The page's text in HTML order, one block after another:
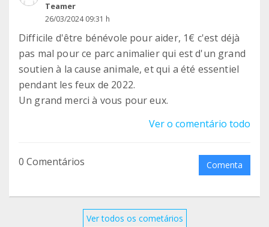
Teamer
26/03/2024 09:31 h
Difficile d'être bénévole pour aider, 1€ c'est déjà
pas mal pour ce parc animalier qui est d'un grand
soutien à la cause animale, et qui a été essentiel
pendant les feux de 2022.
Un grand merci à vous pour eux.
Ver o comentário todo
0 Comentários Comenta
Ver todos os cometários